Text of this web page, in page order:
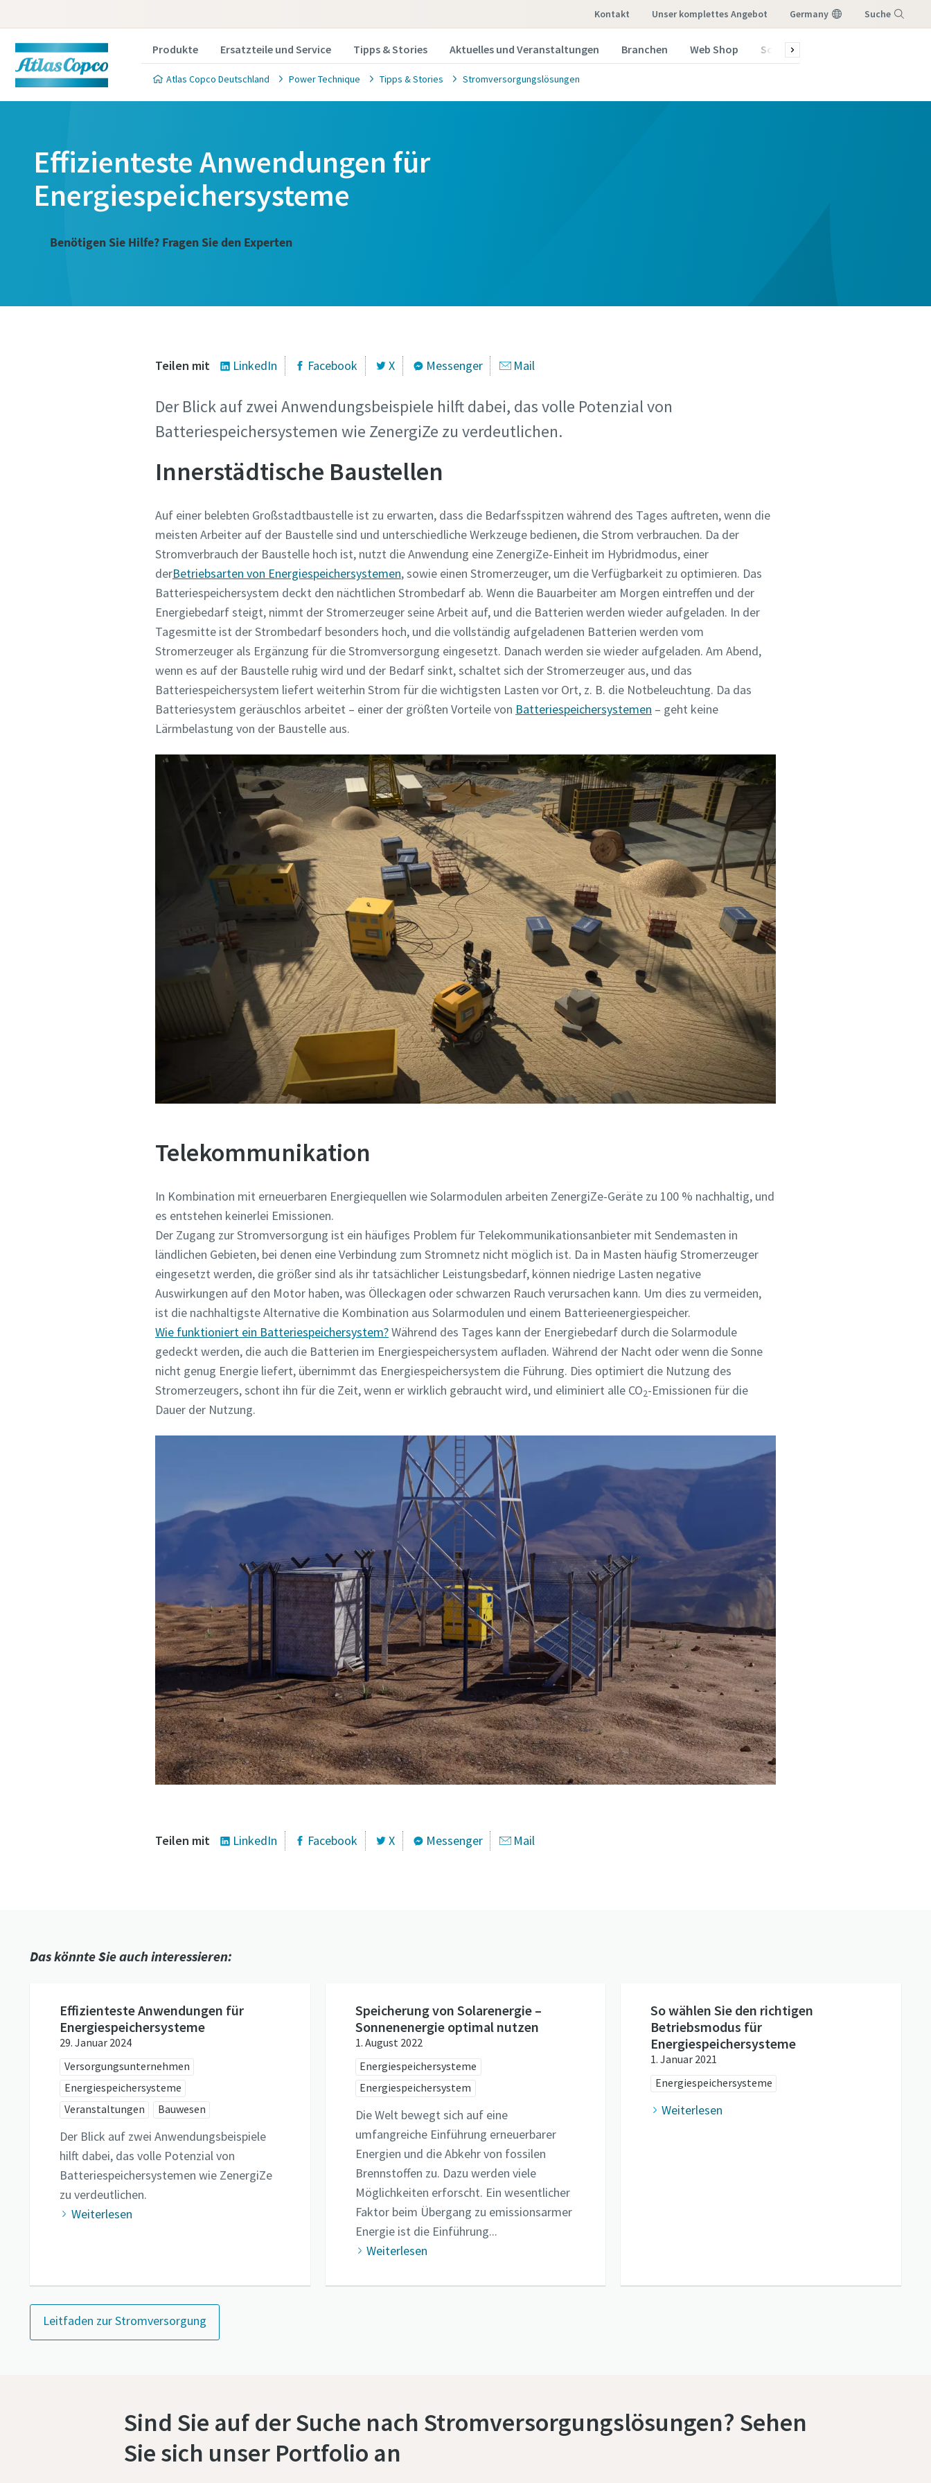
Kontakt Unser komplettes Angebot Germany Suche
Produkte Ersatzteile und Service Tipps & Stories Aktuelles und Veranstaltungen Branchen Web Shop Schulungsprogramm 2026
Atlas Copco Deutschland Power Technique Tipps & Stories Stromversorgungslösungen
Effizienteste Anwendungen für
Energiespeichersysteme
Benötigen Sie Hilfe? Fragen Sie den Experten
Teilen mit LinkedIn Facebook X Messenger Mail
Der Blick auf zwei Anwendungsbeispiele hilft dabei, das volle Potenzial von
Batteriespeichersystemen wie ZenergiZe zu verdeutlichen.
Innerstädtische Baustellen
Auf einer belebten Großstadtbaustelle ist zu erwarten, dass die Bedarfsspitzen während des Tages auftreten, wenn die
meisten Arbeiter auf der Baustelle sind und unterschiedliche Werkzeuge bedienen, die Strom verbrauchen. Da der
Stromverbrauch der Baustelle hoch ist, nutzt die Anwendung eine ZenergiZe-Einheit im Hybridmodus, einer
derBetriebsarten von Energiespeichersystemen, sowie einen Stromerzeuger, um die Verfügbarkeit zu optimieren. Das
Batteriespeichersystem deckt den nächtlichen Strombedarf ab. Wenn die Bauarbeiter am Morgen eintreffen und der
Energiebedarf steigt, nimmt der Stromerzeuger seine Arbeit auf, und die Batterien werden wieder aufgeladen. In der
Tagesmitte ist der Strombedarf besonders hoch, und die vollständig aufgeladenen Batterien werden vom
Stromerzeuger als Ergänzung für die Stromversorgung eingesetzt. Danach werden sie wieder aufgeladen. Am Abend,
wenn es auf der Baustelle ruhig wird und der Bedarf sinkt, schaltet sich der Stromerzeuger aus, und das
Batteriespeichersystem liefert weiterhin Strom für die wichtigsten Lasten vor Ort, z. B. die Notbeleuchtung. Da das
Batteriesystem geräuschlos arbeitet – einer der größten Vorteile von Batteriespeichersystemen – geht keine
Lärmbelastung von der Baustelle aus.
Telekommunikation
In Kombination mit erneuerbaren Energiequellen wie Solarmodulen arbeiten ZenergiZe-Geräte zu 100 % nachhaltig, und
es entstehen keinerlei Emissionen.
Der Zugang zur Stromversorgung ist ein häufiges Problem für Telekommunikationsanbieter mit Sendemasten in
ländlichen Gebieten, bei denen eine Verbindung zum Stromnetz nicht möglich ist. Da in Masten häufig Stromerzeuger
eingesetzt werden, die größer sind als ihr tatsächlicher Leistungsbedarf, können niedrige Lasten negative
Auswirkungen auf den Motor haben, was Ölleckagen oder schwarzen Rauch verursachen kann. Um dies zu vermeiden,
ist die nachhaltigste Alternative die Kombination aus Solarmodulen und einem Batterieenergiespeicher.
Wie funktioniert ein Batteriespeichersystem?Während des Tages kann der Energiebedarf durch die Solarmodule
gedeckt werden, die auch die Batterien im Energiespeichersystem aufladen. Während der Nacht oder wenn die Sonne
nicht genug Energie liefert, übernimmt das Energiespeichersystem die Führung. Dies optimiert die Nutzung des
Stromerzeugers, schont ihn für die Zeit, wenn er wirklich gebraucht wird, und eliminiert alle CO2-Emissionen für die
Dauer der Nutzung.
Teilen mit LinkedIn Facebook X Messenger Mail
Das könnte Sie auch interessieren:
Effizienteste Anwendungen für
Energiespeichersysteme
29. Januar 2024
Versorgungsunternehmen
Energiespeichersysteme
Veranstaltungen
Bauwesen
Der Blick auf zwei Anwendungsbeispiele
hilft dabei, das volle Potenzial von
Batteriespeichersystemen wie ZenergiZe
zu verdeutlichen.
Weiterlesen
Speicherung von Solarenergie –
Sonnenenergie optimal nutzen
1. August 2022
Energiespeichersysteme
Energiespeichersystem
Die Welt bewegt sich auf eine
umfangreiche Einführung erneuerbarer
Energien und die Abkehr von fossilen
Brennstoffen zu. Dazu werden viele
Möglichkeiten erforscht. Ein wesentlicher
Faktor beim Übergang zu emissionsarmer
Energie ist die Einführung...
Weiterlesen
So wählen Sie den richtigen
Betriebsmodus für
Energiespeichersysteme
1. Januar 2021
Energiespeichersysteme
Weiterlesen
Leitfaden zur Stromversorgung
Sind Sie auf der Suche nach Stromversorgungslösungen? Sehen
Sie sich unser Portfolio an